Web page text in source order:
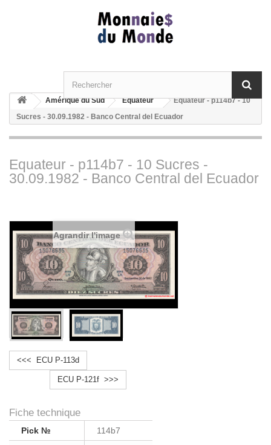
Amérique du Sud Equateur
Equateur - p114b7 - 10
Sucres - 30.09.1982 - Banco Central del Ecuador
Equateur - p114b7 - 10 Sucres -
30.09.1982 - Banco Central del Ecuador
Agrandir l'image
<<< ECU P-113d
ECU P-121f >>>
Fiche technique
Pick № 114b7